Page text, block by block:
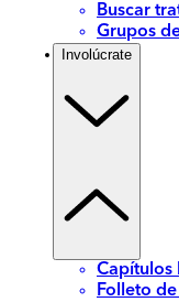
Buscar
Grupos
Involúcrate
Capítulos
Folleto